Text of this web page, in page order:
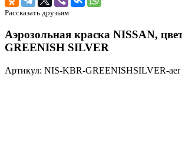
Рассказать друзьям
Аэрозольная краска NISSAN,
GREENISH SILVER
Артикул: NIS-KBR-GREENISHSILVER-aer